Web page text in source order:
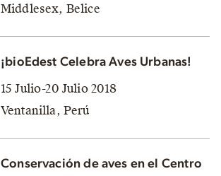
Middlesex, Belice
¡bioEdest Celebra Aves Urbanas!
15 Julio-20 Julio 2018
Ventanilla, Perú
Conservación de aves en el Centro